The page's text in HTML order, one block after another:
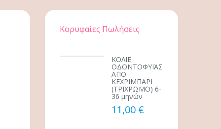
Κορυφαίες Πωλήσεις
ΚΟΛΙΕ
ΟΔΟΝΤΟΦΥΪΑΣ
ΑΠΟ
ΚΕΧΡΙΜΠΑΡΙ
(ΤΡΙΧΡΩΜΟ) 6-
36 μηνών
11,00 €